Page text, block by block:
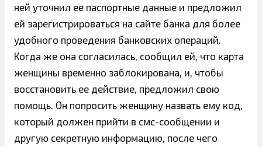
ней уточнил ее паспортные данные и предложил
ей зарегистрироваться на сайте банка для более
удобного проведения банковских операций.
Когда же она согласилась, сообщил ей, что карта
женщины временно заблокирована, и, чтобы
восстановить ее действие, предложил свою
помощь. Он попросить женщину назвать ему код,
который должен прийти в смс-сообщении и
другую секретную информацию, после чего